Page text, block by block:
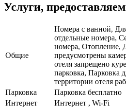
Услуги,
Общие
Номера с ванной,
отдельные номера,
номера, Отопление,
предусмотрены
отеля запрещено
парковка, Парковка
территории отеля
Парковка
Парковка бесплатно
Интернет
Интернет , Wi-Fi